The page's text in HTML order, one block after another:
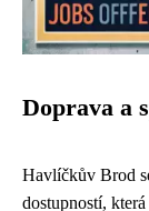
Doprava a
Havlíčkův Brod
dostupností,